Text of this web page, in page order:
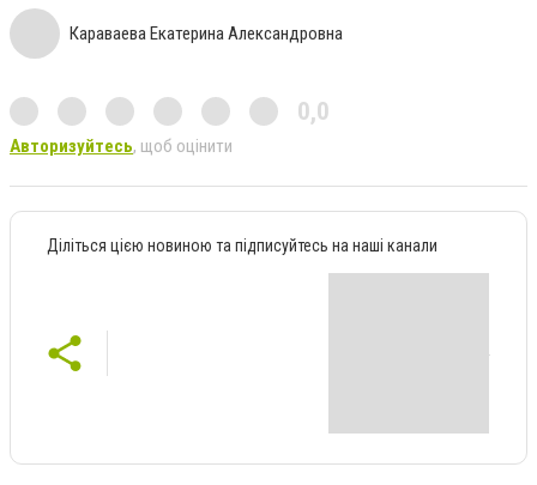
Караваева Екатерина Александровна
0,0
Авторизуйтесь, щоб оцінити
Діліться цією новиною та підписуйтесь на наші канали